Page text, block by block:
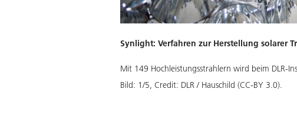
Synlight: Verfahren zur Herstellung solarer
Mit 149 Hochleistungsstrahlern wird beim DLR-
Bild: 1/5, Credit: DLR / Hauschild (CC-BY 3.0).